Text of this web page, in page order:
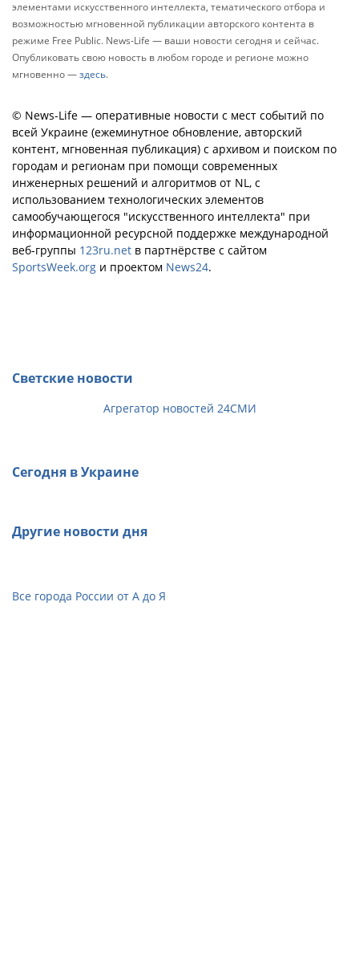
элементами искусственного интеллекта, тематического отбора и
возможностью мгновенной публикации авторского контента в
режиме Free Public. News-Life — ваши новости сегодня и сейчас.
Опубликовать свою новость в любом городе и регионе можно
мгновенно —здесь.
© News-Life — оперативные новости с мест событий по
всей Украине (ежеминутное обновление, авторский
контент, мгновенная публикация) с архивом и поиском по
городам и регионам при помощи современных
инженерных решений и алгоритмов от NL, с
использованием технологических элементов
самообучающегося "искусственного интеллекта" при
информационной ресурсной поддержке международной
веб-группы 123ru.net в партнёрстве с сайтом
SportsWeek.org и проектом News24.
Светские новости
Агрегатор новостей 24СМИ
Сегодня в Украине
Другие новости дня
Все города России от А до Я